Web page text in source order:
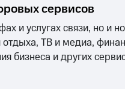
сервисов
и услугах связи, но и
ТВ и медиа,
бизнеса и других